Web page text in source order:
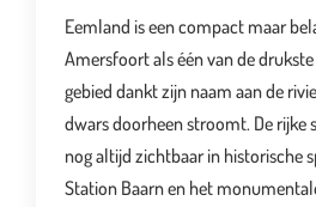
Eemland is een compact maar
Amersfoort als één van de
gebied dankt zijn naam aan de
dwars doorheen stroomt. De rijke
nog altijd zichtbaar in historische
Station Baarn en het